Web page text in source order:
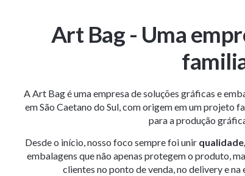
Art Bag - Uma
A Art Bag é uma empresa de soluções gráficas e
em São Caetano do Sul, com origem em um projeto
para a produção
Desde o início, nosso foco sempre foi unir
embalagens que não apenas protegem o produto,
clientes no ponto de venda, no delivery e